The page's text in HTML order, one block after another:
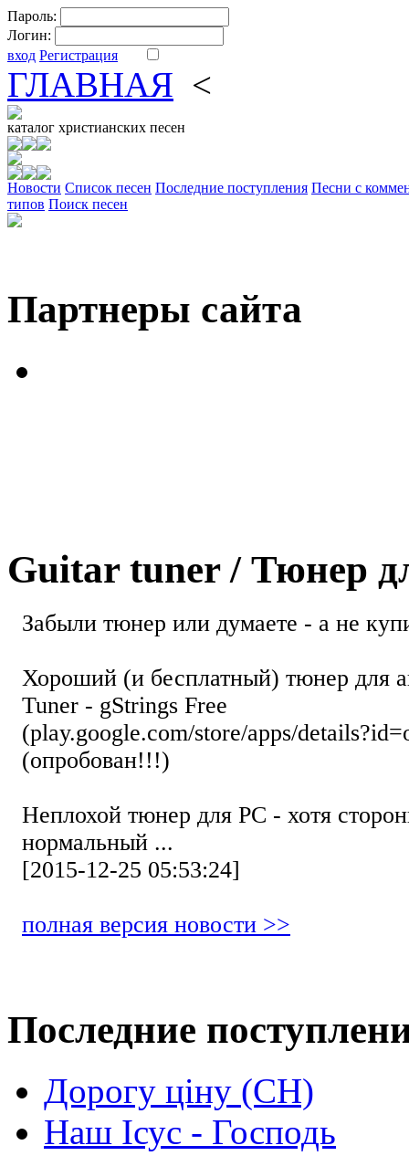
Пароль:
Логин:
вход Регистрация
ГЛАВНАЯ <
каталог христианских песен
Новости Cписок песен Последние поступления Песни с
типов Поиск песен
Партнеры сайта
Guitar tuner / Тюнер
Забыли тюнер или думаете - а не
Хороший (и бесплатный) тюнер для
Tuner - gStrings Free
(play.google.com/store/apps/
(опробован!!!)
Неплохой тюнер для РС - хотя
нормальный ...
[2015-12-25 05:53:24]
полная версия новости >>
Последние
Дорогу ціну (СН)
Наш Ісус - Господь